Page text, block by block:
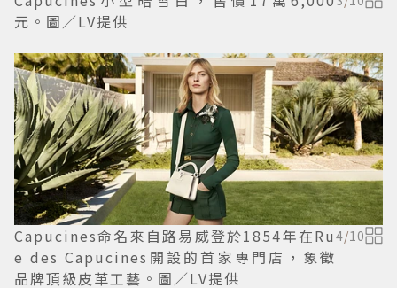
元。圖／LV提供
Capucines命名來自路易威登於1854年在Ru
e des Capucines開設的首家專門店，象徵
品牌頂級皮革工藝。圖／LV提供
4/10